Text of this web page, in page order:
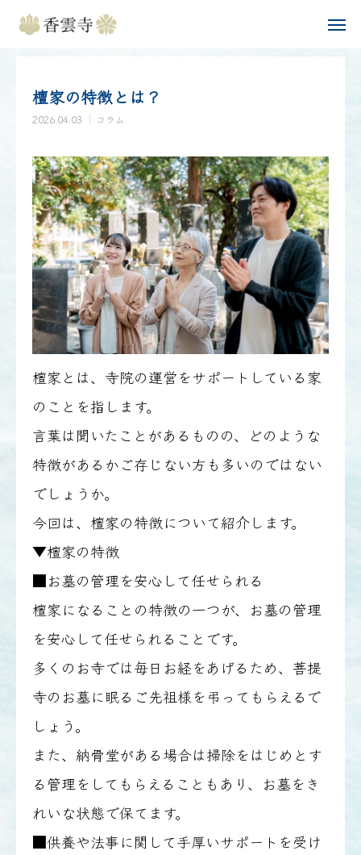
お知らせ コラム
檀家の特徴とは？
2026.04.03 コラム
檀家とは、寺院の運営をサポートしている家
のことを指します。
言葉は聞いたことがあるものの、どのような
特徴があるかご存じない方も多いのではない
でしょうか。
今回は、檀家の特徴について紹介します。
▼檀家の特徴
■お墓の管理を安心して任せられる
檀家になることの特徴の一つが、お墓の管理
を安心して任せられることです。
多くのお寺では毎日お経をあげるため、菩提
寺のお墓に眠るご先祖様を弔ってもらえるで
しょう。
また、納骨堂がある場合は掃除をはじめとす
る管理をしてもらえることもあり、お墓をき
れいな状態で保てます。
■供養や法事に関して手厚いサポートを受け
香雲寺について
年間行事
お知らせ
問い合わせ・アクセス
コラム